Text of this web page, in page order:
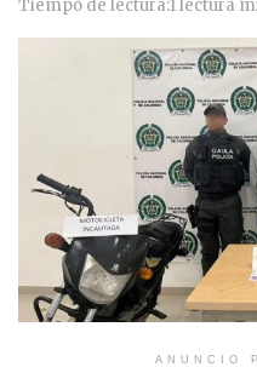
Tiempo de lectura:1 lectura
ANUNCIO